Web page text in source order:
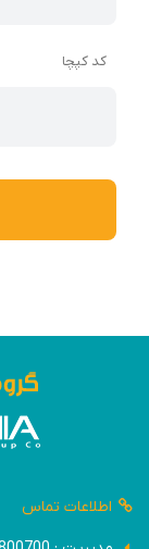
کد کپچا
اطلاعات تماس